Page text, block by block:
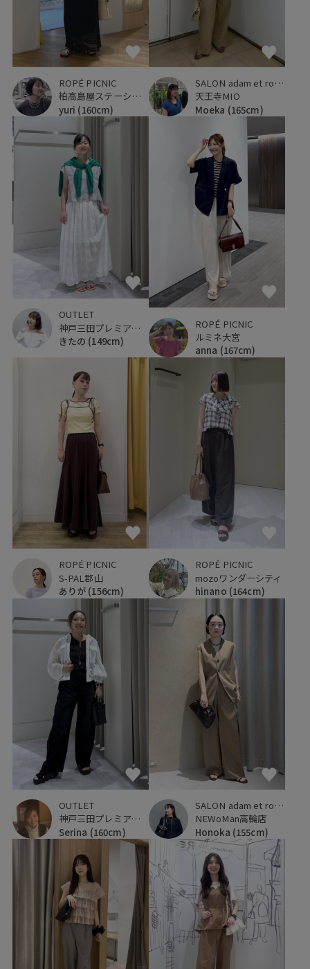
ROPÉ PICNIC
柏高島屋ステーションモール
yuri (160cm)
SALON adam et ropé
天王寺MIO
Moeka (165cm)
OUTLET
神戸三田プレミアム・アウトレット
きたの (149cm)
ROPÉ PICNIC
ルミネ大宮
anna (167cm)
ROPÉ PICNIC
S-PAL郡山
ありが (156cm)
ROPÉ PICNIC
mozoワンダーシティ
hinano (164cm)
OUTLET
神戸三田プレミアム・アウトレット
Serina (160cm)
SALON adam et ropé
NEWoMan高輪店
Honoka (155cm)